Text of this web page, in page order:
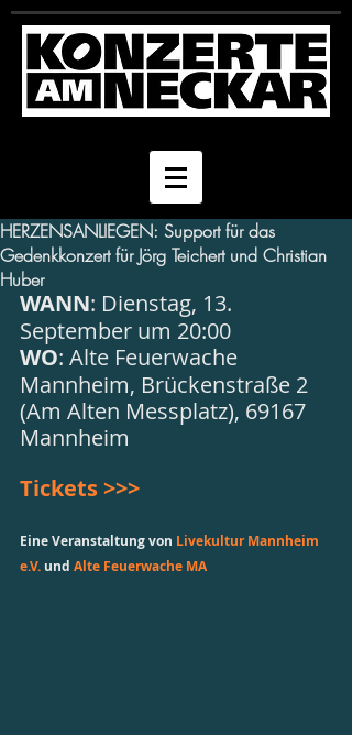
HERZENSANLIEGEN: Support für das
Gedenkkonzert für Jörg Teichert und Christian
Huber
WANN: Dienstag, 13.
September um 20:00
WO: Alte Feuerwache
Mannheim, Brückenstraße 2
(Am Alten Messplatz), 69167
Mannheim
Tickets >>>
Eine Veranstaltung von Livekultur Mannheim
e.V. und Alte Feuerwache MA